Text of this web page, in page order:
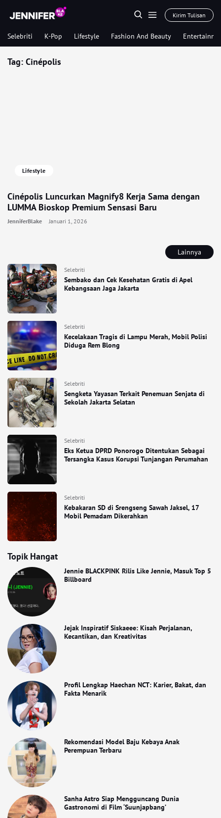
Kirim Tulisan
Selebriti K-Pop Lifestyle Fashion And Beauty
Lainnya
Selebriti
Sembako dan Cek Kesehatan Gratis di Apel
Kebangsaan Jaga Jakarta
Selebriti
Kecelakaan Tragis di Lampu Merah, Mobil Polisi
Diduga Rem Blong
Selebriti
Sengketa Yayasan Terkait Penemuan Senjata di
Sekolah Jakarta Selatan
Selebriti
Eks Ketua DPRD Ponorogo Ditentukan Sebagai
Tersangka Kasus Korupsi Tunjangan Perumahan
Selebriti
Kebakaran SD di Srengseng Sawah Jaksel, 17
Mobil Pemadam Dikerahkan
Topik Hangat
Jennie BLACKPINK Rilis Like Jennie, Masuk Top 5
Billboard
Jejak Inspiratif Siskaeee: Kisah Perjalanan,
Kecantikan, dan Kreativitas
Profil Lengkap Haechan NCT: Karier, Bakat, dan
Fakta Menarik
Rekomendasi Model Baju Kebaya Anak
Perempuan Terbaru
Sanha Astro Siap Mengguncang Dunia
Gastronomi di Film ‘Suunjapbang’
Tag: Cinépolis
Lifestyle
Cinépolis Luncurkan Magnify8 Kerja Sama dengan
LUMMA Bioskop Premium Sensasi Baru
JenniferBlake Januari 1, 2026